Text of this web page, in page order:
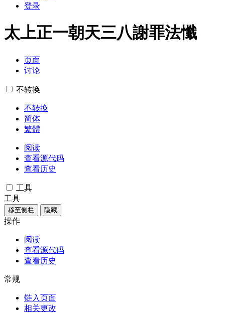
登录
太上正一朝天三八謝罪法懺
页面
讨论
不转换
不转换
简体
繁體
阅读
查看源代码
查看历史
工具
工具
移至侧栏 隐藏
操作
阅读
查看源代码
查看历史
常规
链入页面
相关更改